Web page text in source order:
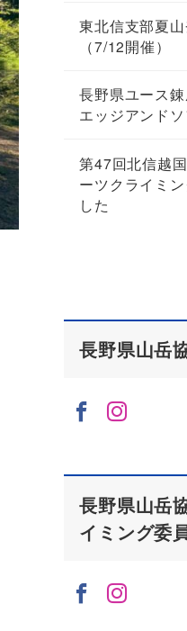
東北信支部夏
（7/12開催）
長野県ユース
エッジアンドソ
第47回北信越
ーツクライミ
した
長野県山岳
長野県山岳
イミング委